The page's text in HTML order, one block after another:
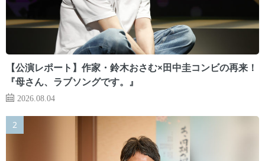
【公演レポート】作家・鈴木おさむ×田中圭コンビの再来！
『母さん、ラブソングです。』
2026.08.04